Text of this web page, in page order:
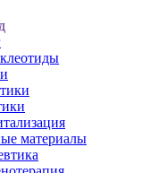
материалы